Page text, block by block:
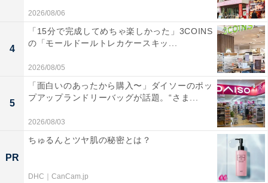
2026/08/06
4
「15分で完成してめちゃ楽しかった」3COINS
の「モールドールトレカケースキッ...
2026/08/05
5
「面白いのあったから購入〜」ダイソーのポッ
プアップランドリーバッグが話題。“さま...
2026/08/03
PR
ちゅるんとツヤ肌の秘密とは？
DHC｜CanCam.jp